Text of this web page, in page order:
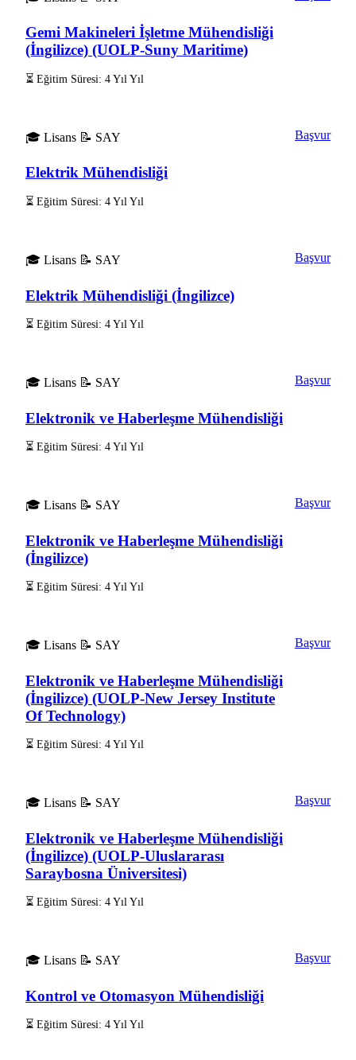
Gemi Makineleri İşletme Mühendisliği
(İngilizce) (UOLP-Suny Maritime)
⏳ Eğitim Süresi: 4 Yıl Yıl
🎓 Lisans 📝 SAY
Elektrik Mühendisliği
⏳ Eğitim Süresi: 4 Yıl Yıl
Başvur
🎓 Lisans 📝 SAY
Elektrik Mühendisliği (İngilizce)
⏳ Eğitim Süresi: 4 Yıl Yıl
Başvur
🎓 Lisans 📝 SAY
Elektronik ve Haberleşme Mühendisliği
⏳ Eğitim Süresi: 4 Yıl Yıl
Başvur
🎓 Lisans 📝 SAY
Elektronik ve Haberleşme Mühendisliği
(İngilizce)
⏳ Eğitim Süresi: 4 Yıl Yıl
Başvur
🎓 Lisans 📝 SAY
Elektronik ve Haberleşme Mühendisliği
(İngilizce) (UOLP-New Jersey Institute
Of Technology)
⏳ Eğitim Süresi: 4 Yıl Yıl
Başvur
🎓 Lisans 📝 SAY
Elektronik ve Haberleşme Mühendisliği
(İngilizce) (UOLP-Uluslararası
Saraybosna Üniversitesi)
⏳ Eğitim Süresi: 4 Yıl Yıl
Başvur
🎓 Lisans 📝 SAY
Kontrol ve Otomasyon Mühendisliği
⏳ Eğitim Süresi: 4 Yıl Yıl
Başvur